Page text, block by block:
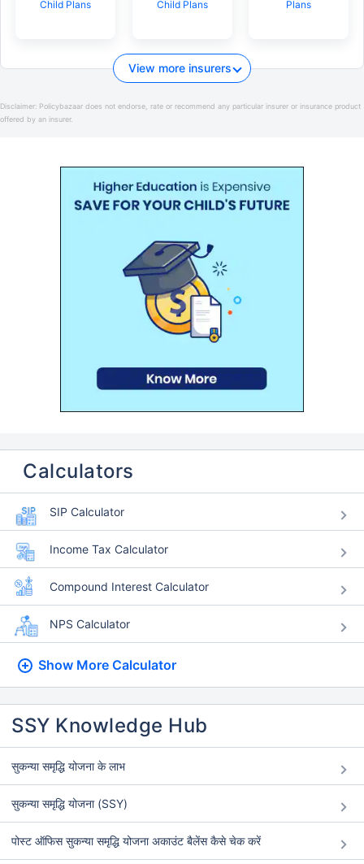
Child Plans Child Plans Plans
View more insurers
Disclaimer: Policybazaar does not endorse, rate or recommend any particular insurer or insurance product
offered by an insurer.
Calculators
SIP Calculator
Income Tax Calculator
Compound Interest Calculator
NPS Calculator
Show More Calculator
SSY Knowledge Hub
सुकन्या समृद्धि योजना के लाभ
सुकन्या समृद्धि योजना (SSY)
पोस्ट ऑफिस सुकन्या समृद्धि योजना अकाउंट बैलेंस कैसे चेक करें